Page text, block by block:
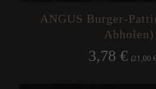
ANGUS Burger-
Abholen)
3,78 € (21,00 €